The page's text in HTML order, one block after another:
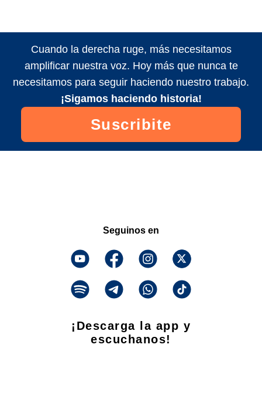
Cuando la derecha ruge, más necesitamos
amplificar nuestra voz. Hoy más que nunca te
necesitamos para seguir haciendo nuestro trabajo.
¡Sigamos haciendo historia!
Suscribite
Seguinos en
¡Descarga la app y
escuchanos!